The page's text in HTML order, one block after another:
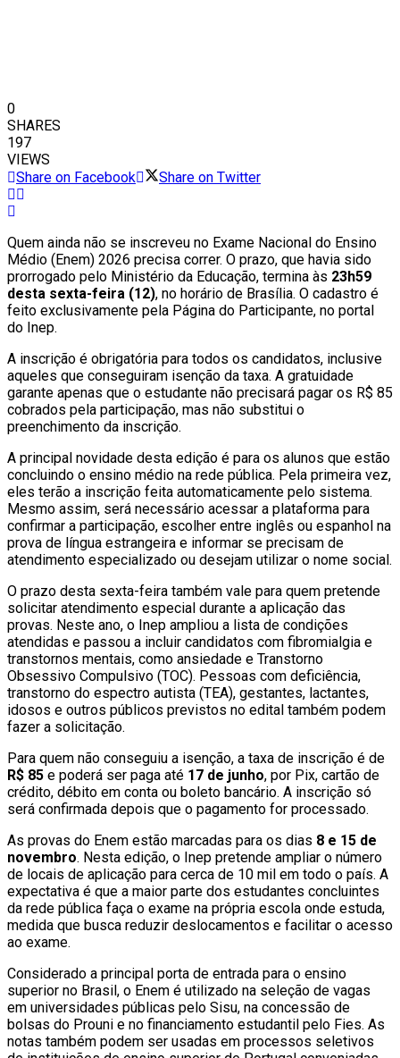
0
SHARES
197
VIEWS
Share on Facebook
Share on Twitter
Quem ainda não se inscreveu no Exame Nacional do Ensino
Médio (Enem) 2026 precisa correr. O prazo, que havia sido
prorrogado pelo Ministério da Educação, termina às 23h59
desta sexta-feira (12), no horário de Brasília. O cadastro é
feito exclusivamente pela Página do Participante, no portal
do Inep.
A inscrição é obrigatória para todos os candidatos, inclusive
aqueles que conseguiram isenção da taxa. A gratuidade
garante apenas que o estudante não precisará pagar os R$ 85
cobrados pela participação, mas não substitui o
preenchimento da inscrição.
A principal novidade desta edição é para os alunos que estão
concluindo o ensino médio na rede pública. Pela primeira vez,
eles terão a inscrição feita automaticamente pelo sistema.
Mesmo assim, será necessário acessar a plataforma para
confirmar a participação, escolher entre inglês ou espanhol na
prova de língua estrangeira e informar se precisam de
atendimento especializado ou desejam utilizar o nome social.
O prazo desta sexta-feira também vale para quem pretende
solicitar atendimento especial durante a aplicação das
provas. Neste ano, o Inep ampliou a lista de condições
atendidas e passou a incluir candidatos com fibromialgia e
transtornos mentais, como ansiedade e Transtorno
Obsessivo Compulsivo (TOC). Pessoas com deficiência,
transtorno do espectro autista (TEA), gestantes, lactantes,
idosos e outros públicos previstos no edital também podem
fazer a solicitação.
Para quem não conseguiu a isenção, a taxa de inscrição é de
R$ 85 e poderá ser paga até 17 de junho, por Pix, cartão de
crédito, débito em conta ou boleto bancário. A inscrição só
será confirmada depois que o pagamento for processado.
As provas do Enem estão marcadas para os dias 8 e 15 de
novembro. Nesta edição, o Inep pretende ampliar o número
de locais de aplicação para cerca de 10 mil em todo o país. A
expectativa é que a maior parte dos estudantes concluintes
da rede pública faça o exame na própria escola onde estuda,
medida que busca reduzir deslocamentos e facilitar o acesso
ao exame.
Considerado a principal porta de entrada para o ensino
superior no Brasil, o Enem é utilizado na seleção de vagas
em universidades públicas pelo Sisu, na concessão de
bolsas do Prouni e no financiamento estudantil pelo Fies. As
notas também podem ser usadas em processos seletivos